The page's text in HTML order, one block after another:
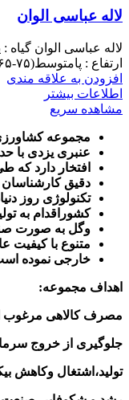
لاله عباسی الوان
لاله عباسی الوان گیاه
ارتفاع : پامتوسط(۷۵-۶۵سانتیمتر) زمان کاشت مستقیم : :
افزودن به علاقه مندی
اطلاعات بیشتر
مشاهده سریع
مجموعه
عنبری یزدی با حدود40سال سابقه در امر
افتخار دارد
دقیق
تکنولوژی روز
کشوراقدام به
وگل به صورت
متنوع با کیفیت
خارجی نموده
اهداف مجموعه:
مصرف کالاهی مرغوب
جلوگیری از خروج
تولید،اشتغال وکاهش